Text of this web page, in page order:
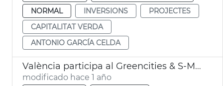
NORMAL
INVERSIONS
PROJECTES
CAPITALITAT VERDA
ANTONIO GARCÍA CELDA
València participa al Greencities & S-Moving
modificado hace 1 año